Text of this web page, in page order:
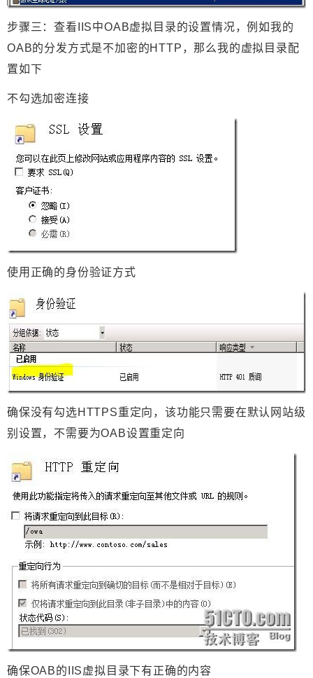
步骤三：查看IIS中OAB虚拟目录的设置情况，例如我的
OAB的分发方式是不加密的HTTP ，那么我的虚拟目录配
置如下
不勾选加密连接
使用正确的身份验证方式
确保没有勾选HTTPS重定向，该功能只需要在默认网站级
别设置，不需要为OAB设置重定向
确保OAB的IIS虚拟目录下有正确的内容